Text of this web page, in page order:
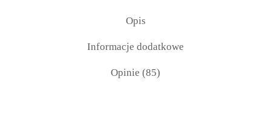
Opis
Informacje dodatkowe
Opinie (85)